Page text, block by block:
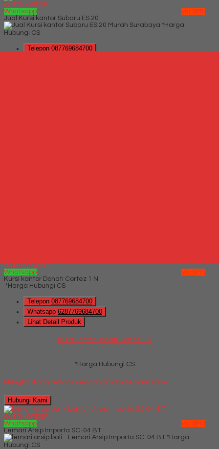
QUICK ORDER
Whatsapp
via SMS
Jual Kursi kantor Subaru ES 20
*Harga
Hubungi CS
Telepon 087769684700
QUICK ORDER
Whatsapp
via SMS
Kursi kantor Donati Cortez 1 N
*Harga Hubungi CS
Telepon 087769684700
Whatsapp 6287769684700
Lihat Detail Produk
Kursi kantor Donati Cortez 1 N
*Harga Hubungi CS
Mungkin Anda tertarik dengan produk terbaru kami
Hubungi Kami
QUICK ORDER
Whatsapp
via SMS
Lemari Arsip Importa SC-04 BT
*Harga
Hubungi CS